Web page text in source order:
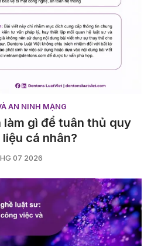
AN NINH MẠNG
làm gì để tuân thủ quy
cá nhân?
07 2026